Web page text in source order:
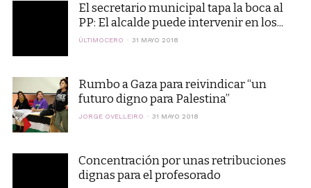
El secretario municipal tapa la boca al
PP: El alcalde puede intervenir en los...
ÚLTIMOCERO 31 MAYO 2018
Rumbo a Gaza para reivindicar “un
futuro digno para Palestina”
JORGE OVELLEIRO 31 MAYO 2018
Concentración por unas retribuciones
dignas para el profesorado